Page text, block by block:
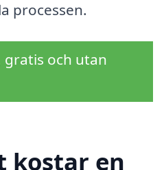
processen.
gratis och utan
kostar en